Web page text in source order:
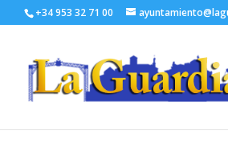
+34 953 32 71 00